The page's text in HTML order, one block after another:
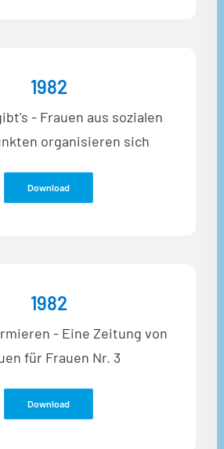
1982
- Frauen aus sozialen
organisieren sich
Download
1982
- Eine Zeitung von
für Frauen Nr. 3
Download